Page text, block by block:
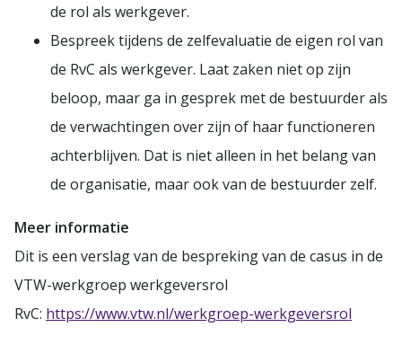
de rol als werkgever.
Bespreek tijdens de zelfevaluatie de eigen rol van
de RvC als werkgever. Laat zaken niet op zijn
beloop, maar ga in gesprek met de bestuurder als
de verwachtingen over zijn of haar functioneren
achterblijven. Dat is niet alleen in het belang van
de organisatie, maar ook van de bestuurder zelf.
Meer informatie
Dit is een verslag van de bespreking van de casus in de
VTW-werkgroep werkgeversrol
RvC: https://www.vtw.nl/werkgroep-werkgeversrol